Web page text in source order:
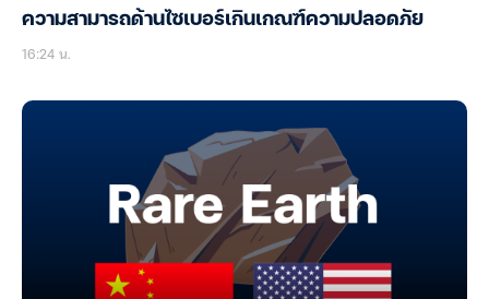
ความสามารถด้านไซเบอร์เกินเกณฑ์ความปลอดภัย
16:24 น.